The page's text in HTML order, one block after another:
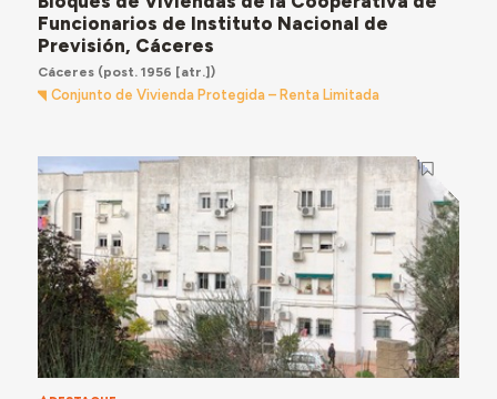
Funcionarios de Instituto Nacional de
Previsión, Cáceres
Cáceres(post. 1956 [atr.])
Conjunto de Vivienda Protegida – Renta Limitada